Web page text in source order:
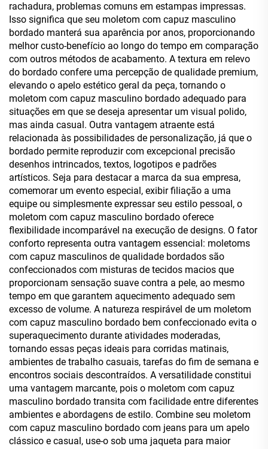
rachadura, problemas comuns em estampas impressas.
Isso significa que seu moletom com capuz masculino
bordado manterá sua aparência por anos, proporcionando
melhor custo-benefício ao longo do tempo em comparação
com outros métodos de acabamento. A textura em relevo
do bordado confere uma percepção de qualidade premium,
elevando o apelo estético geral da peça, tornando o
moletom com capuz masculino bordado adequado para
situações em que se deseja apresentar um visual polido,
mas ainda casual. Outra vantagem atraente está
relacionada às possibilidades de personalização, já que o
bordado permite reproduzir com excepcional precisão
desenhos intrincados, textos, logotipos e padrões
artísticos. Seja para destacar a marca da sua empresa,
comemorar um evento especial, exibir filiação a uma
equipe ou simplesmente expressar seu estilo pessoal, o
moletom com capuz masculino bordado oferece
flexibilidade incomparável na execução de designs. O fator
conforto representa outra vantagem essencial: moletoms
com capuz masculinos de qualidade bordados são
confeccionados com misturas de tecidos macios que
proporcionam sensação suave contra a pele, ao mesmo
tempo em que garantem aquecimento adequado sem
excesso de volume. A natureza respirável de um moletom
com capuz masculino bordado bem confeccionado evita o
superaquecimento durante atividades moderadas,
tornando essas peças ideais para corridas matinais,
ambientes de trabalho casuais, tarefas do fim de semana e
encontros sociais descontraídos. A versatilidade constitui
uma vantagem marcante, pois o moletom com capuz
masculino bordado transita com facilidade entre diferentes
ambientes e abordagens de estilo. Combine seu moletom
com capuz masculino bordado com jeans para um apelo
clássico e casual, use-o sob uma jaqueta para maior